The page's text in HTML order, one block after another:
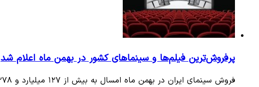
پرفروش‌ترین فیلم‌ها و سینماهای کشور در بهمن ماه اعلام شد
فروش سینمای ایران در بهمن ماه امسال به بیش از ۱۲۷ میلیارد و ۲۷۸ میلیون تومان رسید. همچنین تهران، شیراز، اصفهان، مشهد و…